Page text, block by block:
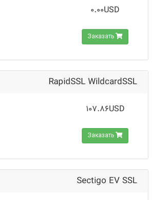
0.00USD
Заказать
RapidSSL WildcardSSL
107.86USD
Заказать
Sectigo EV SSL